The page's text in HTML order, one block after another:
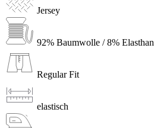
Jersey
92% Baumwolle / 8% Elasthan
Regular Fit
elastisch